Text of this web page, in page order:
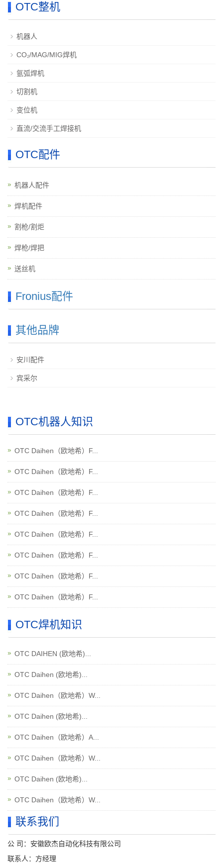
OTC整机
机器人
CO₂/MAG/MIG焊机
氩弧焊机
切割机
变位机
直流/交流手工焊接机
OTC配件
机器人配件
焊机配件
割枪/割炬
焊枪/焊把
送丝机
Fronius配件
其他品牌
安川配件
宾采尔
OTC机器人知识
OTC Daihen（欧地希）F...
OTC Daihen（欧地希）F...
OTC Daihen（欧地希）F...
OTC Daihen（欧地希）F...
OTC Daihen（欧地希）F...
OTC Daihen（欧地希）F...
OTC Daihen（欧地希）F...
OTC Daihen（欧地希）F...
OTC焊机知识
OTC DAIHEN (欧地希)...
OTC Daihen (欧地希)...
OTC Daihen（欧地希）W...
OTC Daihen (欧地希)...
OTC Daihen（欧地希）A...
OTC Daihen（欧地希）W...
OTC Daihen (欧地希)...
OTC Daihen（欧地希）W...
联系我们
公 司：安徽欧杰自动化科技有限公司
联系人：方经理